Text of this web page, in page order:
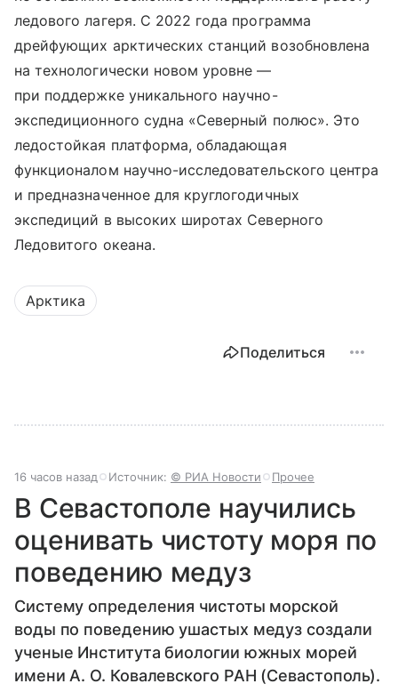
ледового лагеря. С 2022 года программа
дрейфующих арктических станций возобновлена
на технологически новом уровне —
при поддержке уникального научно-
экспедиционного судна «Северный полюс». Это
ледостойкая платформа, обладающая
функционалом научно-исследовательского центра
и предназначенное для круглогодичных
экспедиций в высоких широтах Северного
Ледовитого океана.
Арктика
Поделиться
16 часов назад Источник: © РИА Новости Прочее
В Севастополе научились
оценивать чистоту моря по
поведению медуз
Систему определения чистоты морской
воды по поведению ушастых медуз создали
ученые Института биологии южных морей
имени А. О. Ковалевского РАН (Севастополь).